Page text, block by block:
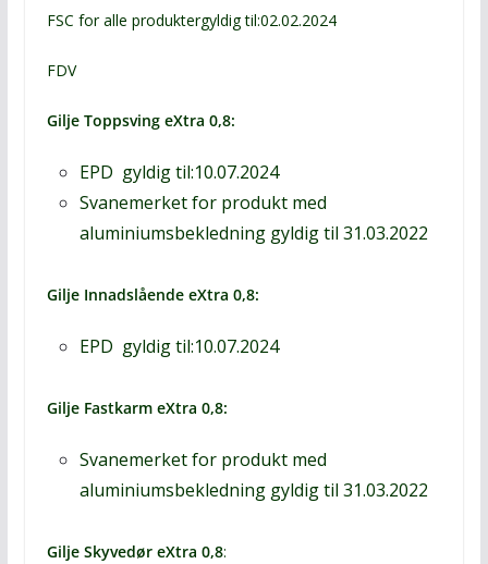
FSC for alle produktergyldig til:02.02.2024
FDV
Gilje Toppsving eXtra 0,8:
EPD gyldig til:10.07.2024
Svanemerketfor produkt med
aluminiumsbekledning gyldig til 31.03.2022
Gilje Innadslående eXtra 0,8:
EPD gyldig til:10.07.2024
Gilje Fastkarm eXtra 0,8:
Svanemerketfor produkt med
aluminiumsbekledninggyldig til 31.03.2022
Gilje Skyvedør eXtra 0,8: